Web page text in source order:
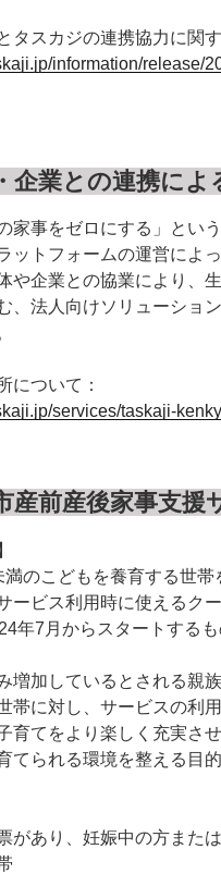
タスカジの連携協力に関
information/release/
企業との連携に
家事をゼロにする」とい
ットフォームの運営によ
や企業との協業により、
、法人向けソリューショ
について：
services/taskaji-
産前産後家事支
のこどもを養育する世
ービス利用時に使えるク
年7月からスタートするも
増加しているとされる親
帯に対し、サービスの利
育てをより楽しく充実さ
てられる環境を整える目
があり、妊娠中の方また